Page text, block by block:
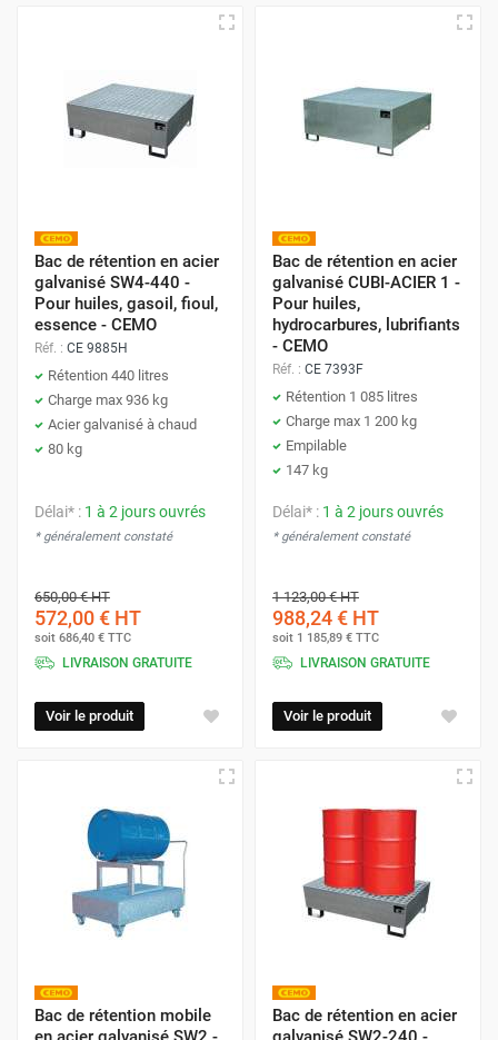
Bac de rétention en acier
galvanisé SW4-440 -
Pour huiles, gasoil, fioul,
essence - CEMO
Réf. : CE 9885H
Rétention 440 litres
Charge max 936 kg
Acier galvanisé à chaud
80 kg
Délai* : 1 à 2 jours ouvrés
* généralement constaté
650,00 €HT
572,00 € HT
soit 686,40 € TTC
LIVRAISON GRATUITE
Voir le produit
Bac de rétention en acier
galvanisé CUBI-ACIER 1 -
Pour huiles,
hydrocarbures, lubrifiants
- CEMO
Réf. : CE 7393F
Rétention 1 085 litres
Charge max 1 200 kg
Empilable
147 kg
Délai* : 1 à 2 jours ouvrés
* généralement constaté
1 123,00 €HT
988,24 € HT
soit 1 185,89 € TTC
LIVRAISON GRATUITE
Voir le produit
Bac de rétention mobile
Bac de rétention en acier